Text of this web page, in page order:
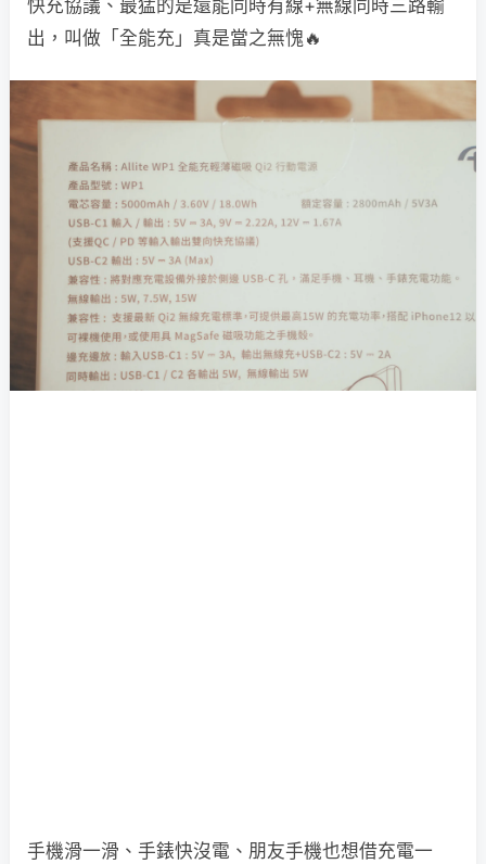
快充協議、最猛的是還能同時有線+無線同時三路輸
出，叫做「全能充」真是當之無愧🔥
手機滑一滑、手錶快沒電、朋友手機也想借充電一